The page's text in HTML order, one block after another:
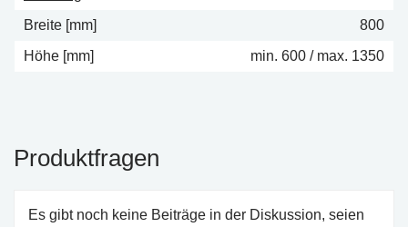
Breite [mm]
800
Höhe [mm]
min. 600 / max. 1350
Produktfragen
Es gibt noch keine Beiträge in der Diskussion, seien